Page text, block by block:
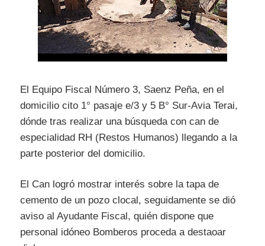
El Equipo Fiscal Número 3, Saenz Peña, en el
domicilio cito 1° pasaje e/3 y 5 B° Sur-Avia Terai,
dónde tras realizar una búsqueda con can de
especialidad RH (Restos Humanos) llegando a la
parte posterior del domicilio.
El Can logró mostrar interés sobre la tapa de
cemento de un pozo clocal, seguidamente se dió
aviso al Ayudante Fiscal, quién dispone que
personal idóneo Bomberos proceda a destaoar